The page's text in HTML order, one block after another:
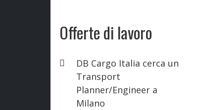
Offerte di lavoro
DB Cargo Italia cerca un
Transport
Planner/Engineer a
Milano